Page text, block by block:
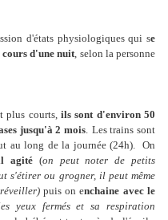
d'états physiologiques qui se
d'une nuit, selon la personne
plus courts, ils sont d'environ 50
jusqu'à 2 mois. Les trains sont
au long de la journée (24h). On
agité(on peut noter de petits
s'étirer ou grogner, il peut même
puis on enchaine avec le
yeux fermés et sa respiration